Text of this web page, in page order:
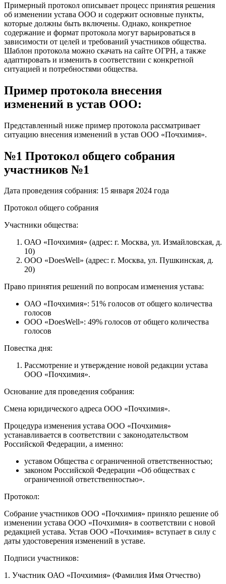
Примерный протокол описывает процесс принятия решения
об изменении устава ООО и содержит основные пункты,
которые должны быть включены. Однако, конкретное
содержание и формат протокола могут варьироваться в
зависимости от целей и требований участников общества.
Шаблон протокола можно скачать на сайте ОГРН, а также
адаптировать и изменить в соответствии с конкретной
ситуацией и потребностями общества.
Пример протокола внесения
изменений в устав ООО:
Представленный ниже пример протокола рассматривает
ситуацию внесения изменений в устав ООО «Почхимия».
№1 Протокол общего собрания
участников №1
Дата проведения собрания: 15 января 2024 года
Протокол общего собрания
Участники общества:
ОАО «Почхимия» (адрес: г. Москва, ул. Измайловская, д.
10)
ООО «DoesWell» (адрес: г. Москва, ул. Пушкинская, д.
20)
Право принятия решений по вопросам изменения устава:
ОАО «Почхимия»: 51% голосов от общего количества
голосов
ООО «DoesWell»: 49% голосов от общего количества
голосов
Повестка дня:
Рассмотрение и утверждение новой редакции устава
ООО «Почхимия».
Основание для проведения собрания:
Смена юридического адреса ООО «Почхимия».
Процедура изменения устава ООО «Почхимия»
устанавливается в соответствии с законодательством
Российской Федерации, а именно:
уставом Общества с ограниченной ответственностью;
законом Российской Федерации «Об обществах с
ограниченной ответственностью».
Протокол:
Собрание участников ООО «Почхимия» приняло решение об
изменении устава ООО «Почхимия» в соответствии с новой
редакцией устава. Устав ООО «Почхимия» вступает в силу с
даты удостоверения изменений в уставе.
Подписи участников:
1. Участник ОАО «Почхимия» (Фамилия Имя Отчество)